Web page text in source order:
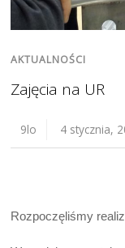
AKTUALNOŚCI
Zajęcia na UR
9lo 4 stycznia,
Rozpoczęliśmy